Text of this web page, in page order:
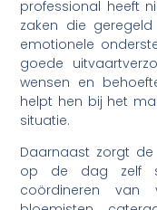
professional heeft
zaken die
emotionele
goede
wensen en
helpt hen bij het
situatie.
Daarnaast zorgt
op de dag zelf
coördineren van